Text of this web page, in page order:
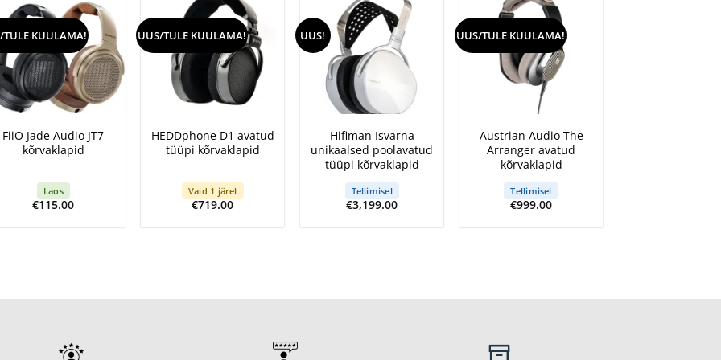
TULE KUULAMA!
+
FiiO Jade Audio JT7
kõrvaklapid
Laos
€115.00
UUS/TULE KUULAMA!
HEDDphone D1 avatud
tüüpi kõrvaklapid
Vaid 1 järel
€719.00
UUS!
Hifiman Isvarna
unikaalsed poolavatud
tüüpi kõrvaklapid
Tellimisel
€3,199.00
UUS/TULE KUULAMA!
Austrian Audio The
Arranger avatud
kõrvaklapid
Tellimisel
€999.00